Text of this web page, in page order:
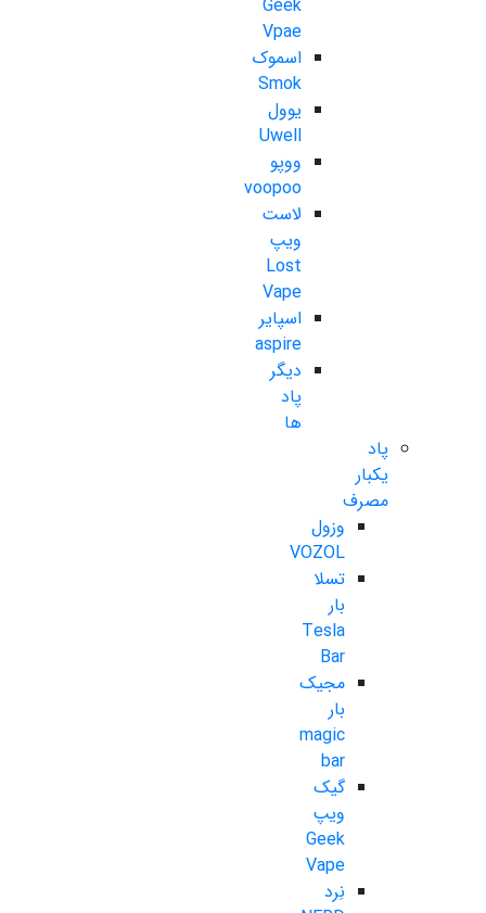
Geek
Vpae
اسموک
Smok
یوول
Uwell
ووپو
voopoo
لاست
ویپ
Lost
Vape
اسپایر
aspire
دیگر
پاد
ها
پاد
یکبار
مصرف
وزول
VOZOL
تسلا
بار
Tesla
Bar
مجیک
بار
magic
bar
گیک
ویپ
Geek
Vape
نِرد